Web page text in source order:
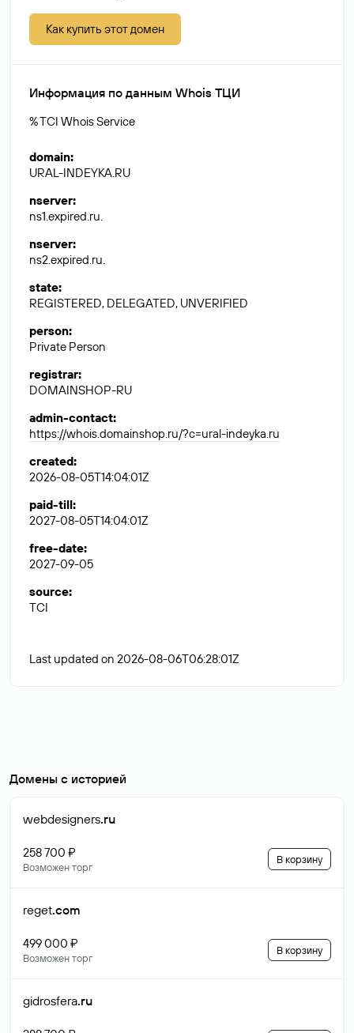
Как купить этот домен
Информация по данным Whois ТЦИ
% TCI Whois Service
domain:
URAL-INDEYKA.RU
nserver:
ns1.expired.ru.
nserver:
ns2.expired.ru.
state:
REGISTERED, DELEGATED, UNVERIFIED
person:
Private Person
registrar:
DOMAINSHOP-RU
admin-contact:
https://whois.domainshop.ru/?c=ural-indeyka.ru
created:
2026-08-05T14:04:01Z
paid-till:
2027-08-05T14:04:01Z
free-date:
2027-09-05
source:
TCI
Last updated on 2026-08-06T06:28:01Z
Домены с историей
webdesigners.ru
258 700 ₽
Возможен торг
В корзину
reget.com
499 000 ₽
Возможен торг
В корзину
gidrosfera.ru